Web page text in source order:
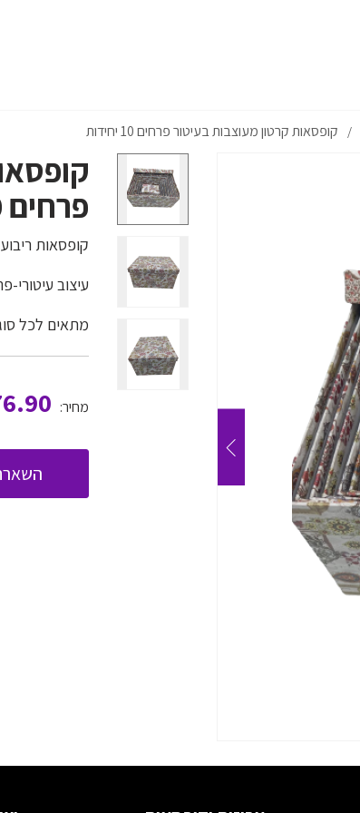
/ קופסאות קרטון מעוצבות בעיטור פרחים 10 יחידות
פרחים 10 יחידות
קופסאות ריבוע ,סט של 10
עיצוב עיטורי-
מתאים לכל
מחיר: